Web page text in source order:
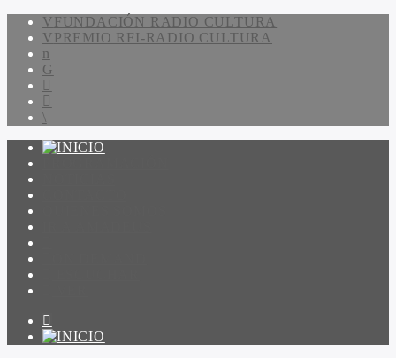
FUNDACIÓN RADIO CULTURA
PREMIO RFI-RADIO CULTURA